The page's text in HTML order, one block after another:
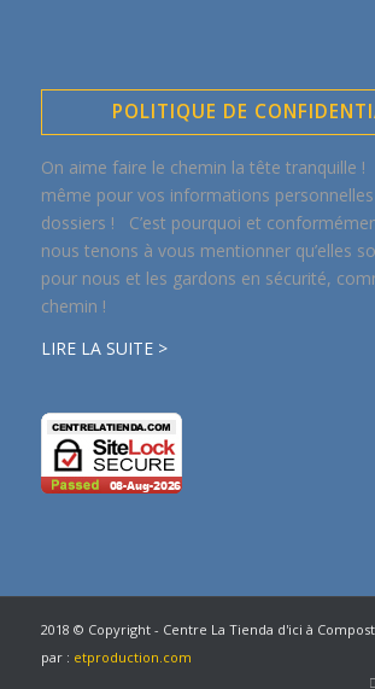
POLITIQUE DE
On aime faire le chemin la tête tranquille !
même pour vos informations
dossiers ! C’est pourquoi et
nous tenons à vous mentionner qu’elles
pour nous et les gardons en sécurité,
chemin !
LIRE LA SUITE >
2018 © Copyright - Centre La Tienda d'ici à
par : etproduction.com